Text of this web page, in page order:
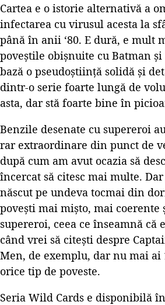
Cartea e o istorie alternativă a
infectarea cu virusul acesta la
până în anii ‘80. E dură, e mult
poveștile obișnuite cu Batman
bază o pseudoștiință solidă și
dintr-o serie foarte lungă de
asta, dar stă foarte bine în
Benzile desenate cu supereroi
rar extraordinare din punct de
după cum am avut ocazia să
încercat să citesc mai multe. Dar
născut pe undeva tocmai din
povești mai mișto, mai coerente
supereroi, ceea ce înseamnă că
când vrei să citești despre
Men, de exemplu, dar nu mai ai
orice tip de poveste.
Seria Wild Cards e disponibilă